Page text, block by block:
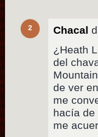
2 Chacal
¿Heath
del
de ver
me
hacía de
me